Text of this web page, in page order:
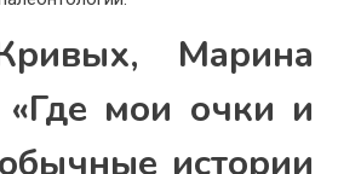
Марина
«Где мои очки и
истории